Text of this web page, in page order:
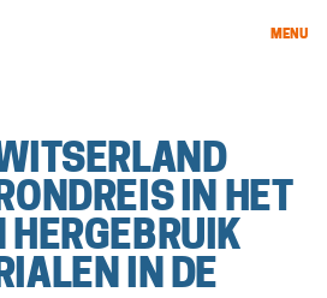
MENU
IN HET
HERGEBRUIK
IN DE